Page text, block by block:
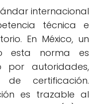
internacional
técnica e
En México, un
esta norma es
por autoridades,
certificación.
es trazable al